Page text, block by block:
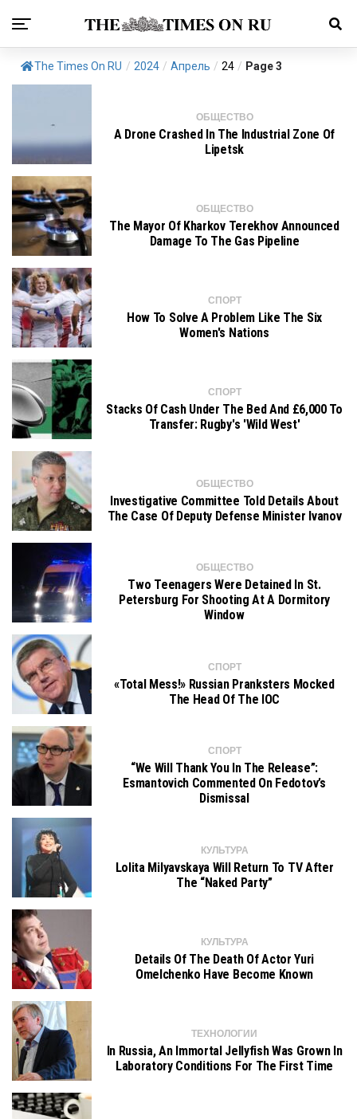
The Times On RU / 2024 / Апрель / 24 / Page 3
ОБЩЕСТВО
A Drone Crashed In The Industrial Zone Of
Lipetsk
ОБЩЕСТВО
The Mayor Of Kharkov Terekhov Announced
Damage To The Gas Pipeline
СПОРТ
How To Solve A Problem Like The Six
Women's Nations
СПОРТ
Stacks Of Cash Under The Bed And £6,000 To
Transfer: Rugby's 'Wild West'
ОБЩЕСТВО
Investigative Committee Told Details About
The Case Of Deputy Defense Minister Ivanov
ОБЩЕСТВО
Two Teenagers Were Detained In St.
Petersburg For Shooting At A Dormitory
Window
СПОРТ
«Total Mess!» Russian Pranksters Mocked
The Head Of The IOC
СПОРТ
“We Will Thank You In The Release”:
Esmantovich Commented On Fedotov’s
Dismissal
КУЛЬТУРА
Lolita Milyavskaya Will Return To TV After
The “naked Party”
КУЛЬТУРА
Details Of The Death Of Actor Yuri
Omelchenko Have Become Known
ТЕХНОЛОГИИ
In Russia, An Immortal Jellyfish Was Grown In
Laboratory Conditions For The First Time